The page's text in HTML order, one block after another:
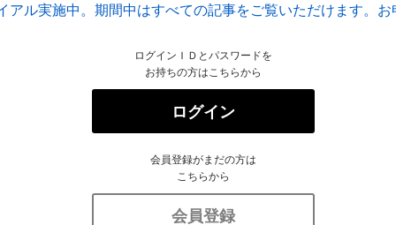
アル実施中。期間中はすべての記事をご覧いただけます。お
ログインＩＤとパスワードを
お持ちの方はこちらから
ログイン
会員登録がまだの方は
こちらから
会員登録